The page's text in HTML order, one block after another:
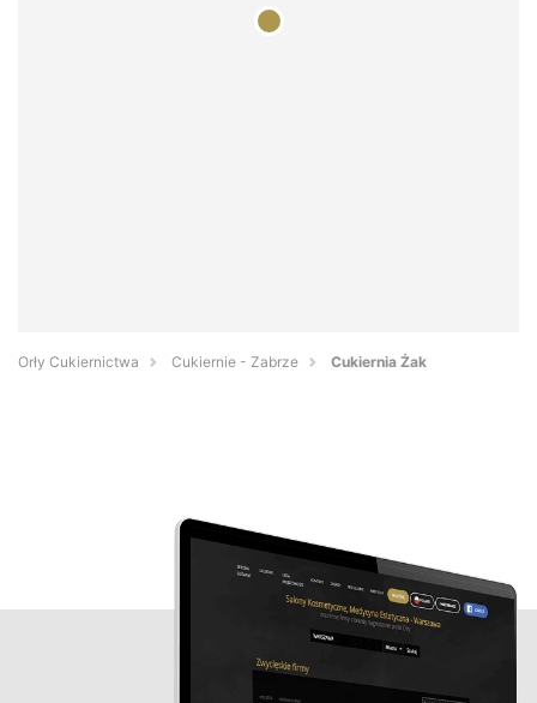
Orły Cukiernictwa Cukiernie - Zabrze Cukiernia Żak